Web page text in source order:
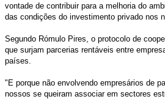
vontade de contribuir para a melhoria do
das condições do investimento privado nos
Segundo Rómulo Pires, o protocolo de
que surjam parcerias rentáveis entre
países.
"E porque não envolvendo empresários de
nossos se queiram associar em sectores